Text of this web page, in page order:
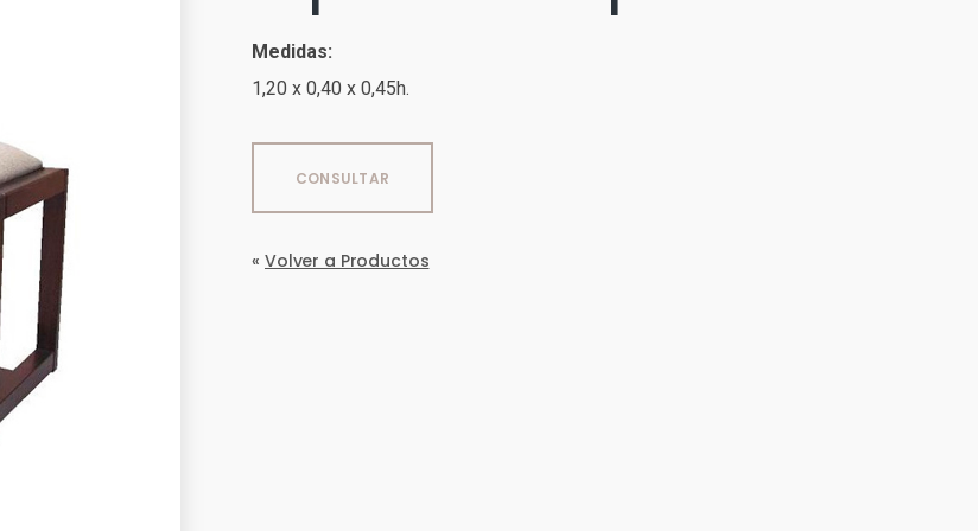
Medidas:
1,20 x 0,40 x 0,45h.
CONSULTAR
« Volver a Productos